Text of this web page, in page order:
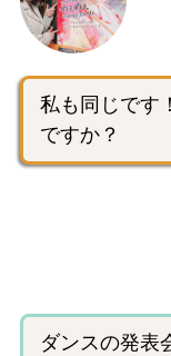
私も同じです
ですか？
ダンスの発表